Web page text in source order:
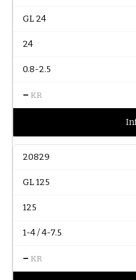
GL 24
24
0.8-2.5
– KR
20829
GL 125
125
1-4 / 4-7.5
– KR